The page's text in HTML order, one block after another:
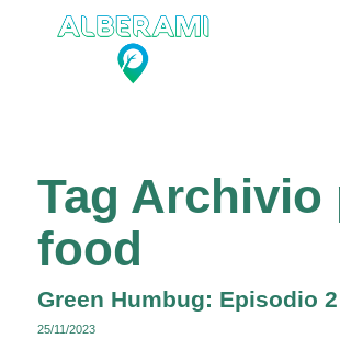
Tag Archivio
food
Green Humbug: Episodio 2
25/11/2023